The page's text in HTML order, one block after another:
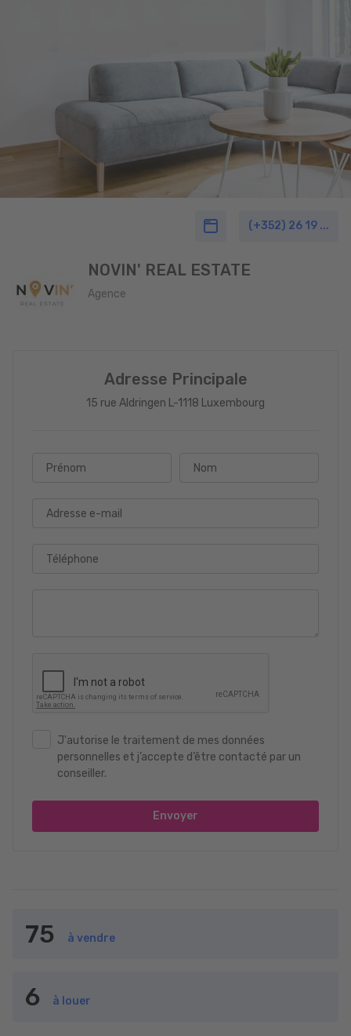
(+352) 26 19 ...
NOVIN' REAL ESTATE
Agence
Adresse Principale
15 rue Aldringen L-1118 Luxembourg
Prénom Nom
Adresse e-mail
Téléphone
J'autorise le traitement de mes données
personnelles et j’accepte d’être contacté par un
conseiller.
Envoyer
75 à vendre
6 à louer